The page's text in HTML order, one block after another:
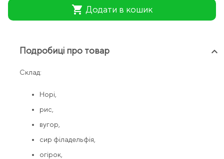
shopping_cart Додати в кошик
Подробиці про товар keyboard_arrow_up
Склад:
Норі,
рис,
вугор,
сир філадельфія,
огірок,